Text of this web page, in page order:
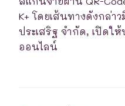
K+ โดยเส้นทางดังกล่า
ประเสริฐ จำกัด, เปิดใ
ออนไลน์